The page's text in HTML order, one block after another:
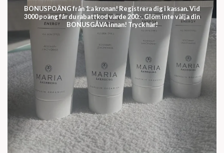
BONUSPOÄNG från 1:a kronan! Registrera dig i kassan. Vid
3000 poäng får du rabattkod värde 200:-. Glöm inte välja din
BONUSGÅVA innan! Tryck här!